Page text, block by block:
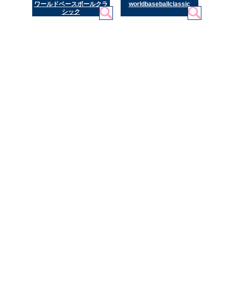
ワールドベースボールクラ
シック
worldbaseballclassic